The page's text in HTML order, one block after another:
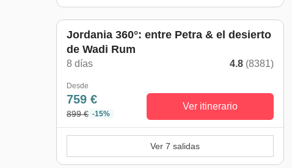
Jordania 360°: entre Petra & el desierto
de Wadi Rum
8 días 4.8 (8381)
Desde
759 €
899 € -15%
Ver itinerario
Ver 7 salidas